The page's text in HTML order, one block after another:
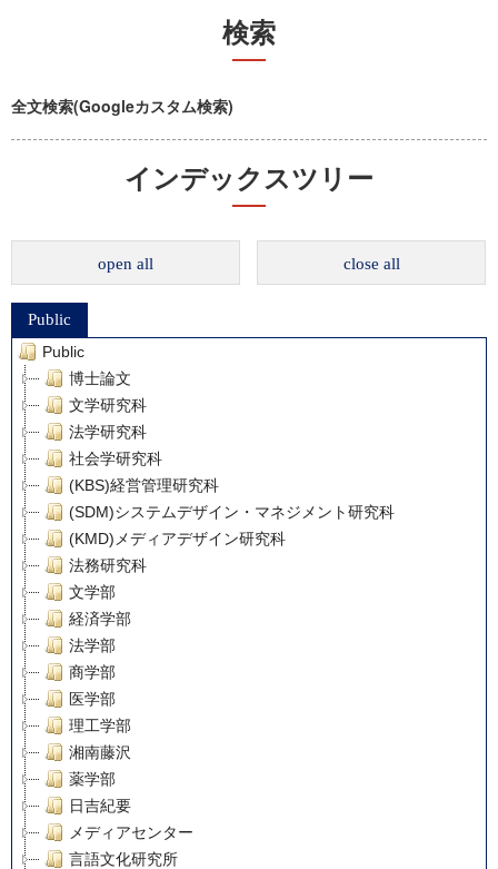
検索
全文検索(Googleカスタム検索)
インデックスツリー
open all close all
Public
Public
博士論文
文学研究科
法学研究科
社会学研究科
(KBS)経営管理研究科
(SDM)システムデザイン・マネジメント研究科
(KMD)メディアデザイン研究科
法務研究科
文学部
経済学部
法学部
商学部
医学部
理工学部
湘南藤沢
薬学部
日吉紀要
メディアセンター
言語文化研究所